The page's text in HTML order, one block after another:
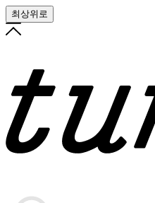
최상위로